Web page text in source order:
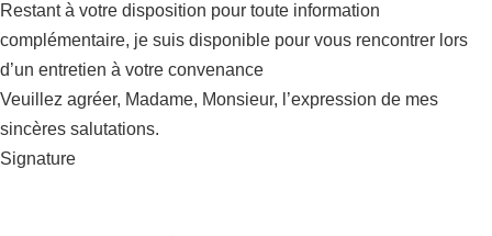
Restant à votre disposition pour toute information
complémentaire, je suis disponible pour vous rencontrer lors
d’un entretien à votre convenance
Veuillez agréer, Madame, Monsieur, l’expression de mes
sincères salutations.
Signature